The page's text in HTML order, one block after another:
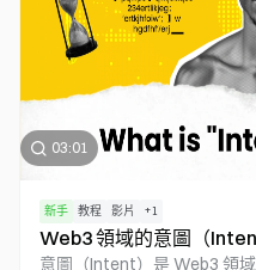
03:01
新手 教程 影片 +1
Web3 領域的意圖（
意圖（Intent）是 Web3 領